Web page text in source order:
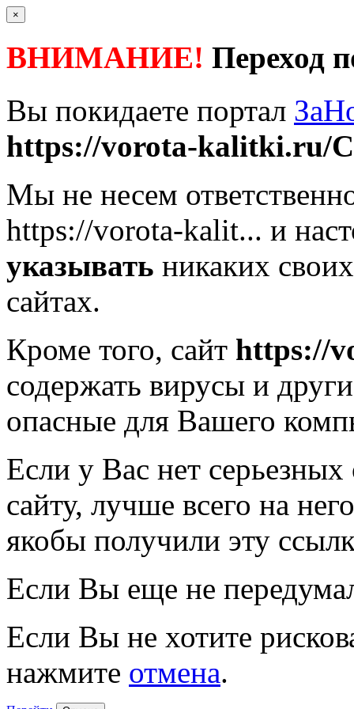
×
ВНИМАНИЕ! Переход
Вы покидаете портал
https://vorota-kalitki.ru/
Мы не несем
https://vorota-kalit... и
указывать никаких
сайтах.
Кроме того, сайт https://
содержать вирусы и
опасные для Вашего
Если у Вас нет
сайту, лучше всего на
якобы получили эту
Если Вы еще не
Если Вы не хотите
нажмите отмена.